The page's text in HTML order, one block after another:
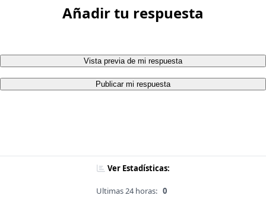
Añadir tu respuesta
Vista previa de mi respuesta
Publicar mi respuesta
Ver Estadísticas:
Ultimas 24 horas: 0